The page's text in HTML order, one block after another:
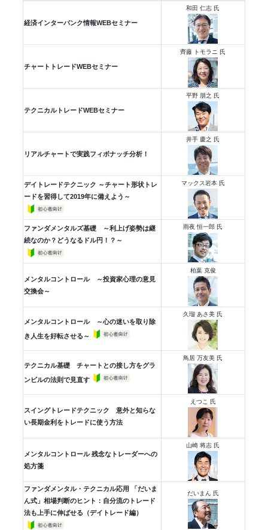
経済インターバンク情報WEBセミナー
和田 仁志 氏
チャートトレードWEBセミナー
齊藤 トモラニ 氏
テクニカルトレードWEBセミナー
平野 朋之 氏
リアルチャートで実践フィボナッチ分析！
井手 慶之 氏
デイトレードテクニック ～チャート形状トレ
ードを習得して2019年に備えよう～
マックス岩本 氏
ファンダメンタルズ基礎 ～利上げ姿勢は継
続なのか？どうなるドル円！？～
雨夜 恒一郎 氏
メンタルコントロール ～投資家心理の意見
交換会～
柏葉 克俊
メンタルコントロール ～心の迷いを取り除
き人生を好転させる～
久瑠 あさ美 氏
テクニカル基礎 チャートとの接し方をグラ
ンビルの法則で見直す
鳥居 万友美 氏
スイングトレードテクニック 意外と知らな
い長期金利をトレードに使う方法
えつこ 氏
メンタルコントロール 残念なトレーダーへの
処方箋
山崎 将志 氏
ファンダメンタル・テクニカル応用 「だいま
ん式」相場判断のヒント：自分流のトレード
法も上手に伸ばせる（デイトレード編）
だいまん 氏